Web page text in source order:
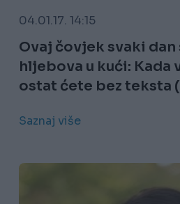
04.01.17. 14:15
Ovaj čovjek svaki
hljebova u kući: Kada
ostat ćete bez teksta
Saznaj više